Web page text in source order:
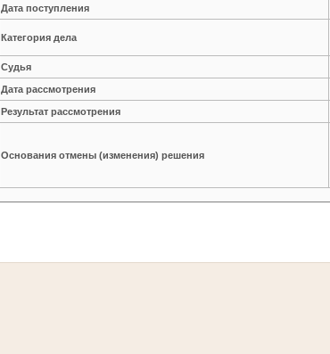
Дата поступления
Категория дела
Судья
Дата рассмотрения
Результат рассмотрения
Основания отмены (изменения) решения